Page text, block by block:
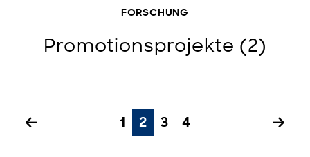
FORSCHUNG
Promotionsprojekte (2)
1 2 3 4